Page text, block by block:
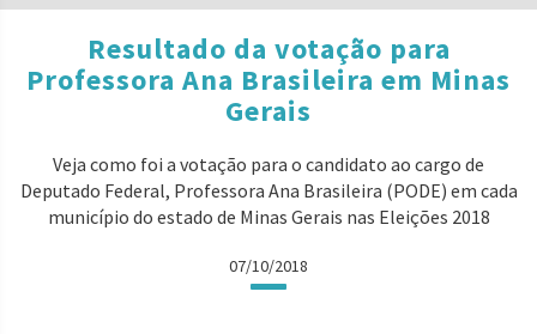
Resultado da votação para
Professora Ana Brasileira em Minas
Gerais
Veja como foi a votação para o candidato ao cargo de
Deputado Federal, Professora Ana Brasileira (PODE) em cada
município do estado de Minas Gerais nas Eleições 2018
07/10/2018